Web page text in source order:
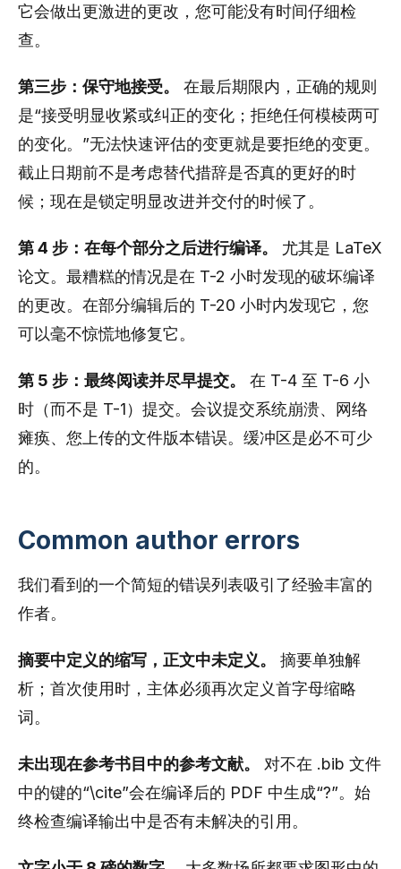
它会做出更激进的更改，您可能没有时间仔细检
查。
第三步：保守地接受。
在最后期限内，正确的规则
是“接受明显收紧或纠正的变化；拒绝任何模棱两可
的变化。”无法快速评估的变更就是要拒绝的变更。
截止日期前不是考虑替代措辞是否真的更好的时
候；现在是锁定明显改进并交付的时候了。
第 4 步：在每个部分之后进行编译。
尤其是 LaTeX
论文。最糟糕的情况是在 T-2 小时发现的破坏编译
的更改。在部分编辑后的 ​​T-20 小时内发现它，您
可以毫不惊慌地修复它。
第 5 步：最终阅读并尽早提交。
在 T-4 至 T-6 小
时（而不是 T-1）提交。会议提交系统崩溃、网络
瘫痪、您上传的文件版本错误。缓冲区是必不可少
的。
Common author errors
我们看到的一个简短的错误列表吸引了经验丰富的
作者。
摘要中定义的缩写，正文中未定义。
摘要单独解
析；首次使用时，主体必须再次定义首字母缩略
词。
未出现在参考书目中的参考文献。
对不在 .bib 文件
中的键的“\cite”会在编译后的 PDF 中生成“?”。始
终检查编译输出中是否有未解决的引用。